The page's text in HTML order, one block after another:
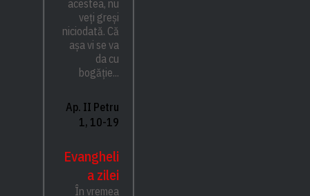
acestea, nu
veți greși
niciodată. Că
așa vi se va
da cu
bogăție...
Ap. II Petru
1, 10-19
Evangheli
a zilei
În vremea